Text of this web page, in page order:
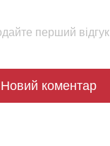
перший відгук
Новий коментар